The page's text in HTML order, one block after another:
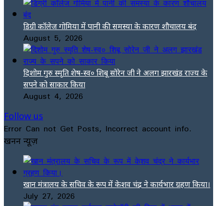
डिग्री कॉलेज गोमिया में पानी की समस्या के कारण शौचालय बंद
August 5, 2026
दिशोम गुरु स्मृति शेष-स्व० शिबू सोरेन जी ने अलग झारखंड राज्य के
सपने को साकार किया
August 4, 2026
Follow us
Error Can not Get Posts, Incorrect account info.
खनन न्यूज़
खान मंत्रालय के सचिव के रूप में केशव चंद्र ने कार्यभार ग्रहण किया।
July 27, 2026